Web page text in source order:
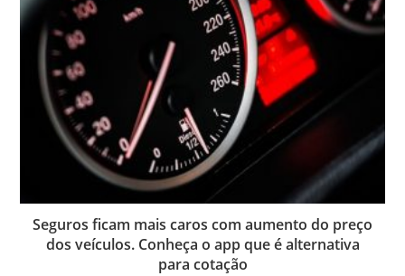
Seguros ficam mais caros com aumento do preço
dos veículos. Conheça o app que é alternativa
para cotação